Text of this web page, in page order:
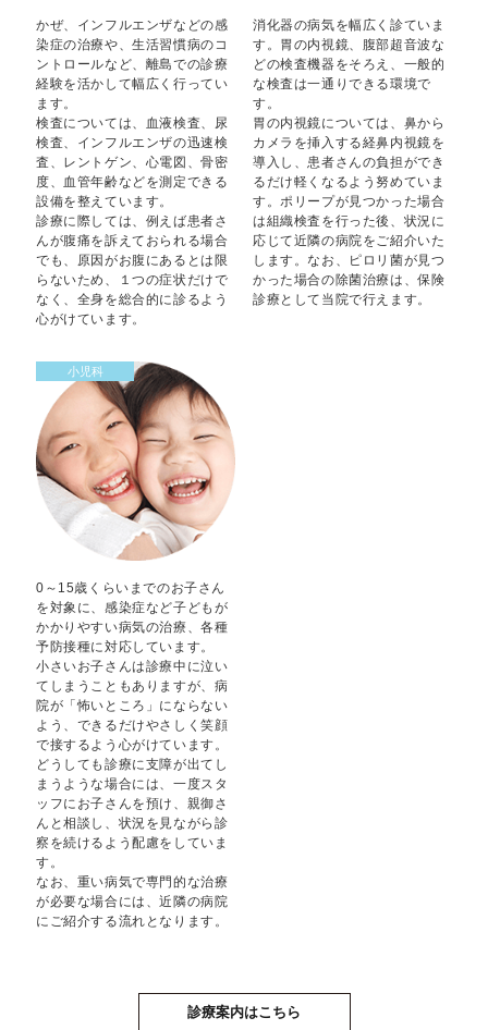
かぜ、インフルエンザなどの感
染症の治療や、生活習慣病のコ
ントロールなど、離島での診療
経験を活かして幅広く行ってい
ます。
検査については、血液検査、尿
検査、インフルエンザの迅速検
査、レントゲン、心電図、骨密
度、血管年齢などを測定できる
設備を整えています。
診療に際しては、例えば患者さ
んが腹痛を訴えておられる場合
でも、原因がお腹にあるとは限
らないため、１つの症状だけで
なく、全身を総合的に診るよう
心がけています。
小児科
0～15歳くらいまでのお子さん
を対象に、感染症など子どもが
かかりやすい病気の治療、各種
予防接種に対応しています。
小さいお子さんは診療中に泣い
てしまうこともありますが、病
院が「怖いところ」にならない
よう、できるだけやさしく笑顔
で接するよう心がけています。
どうしても診療に支障が出てし
まうような場合には、一度スタ
ッフにお子さんを預け、親御さ
んと相談し、状況を見ながら診
察を続けるよう配慮をしていま
す。
なお、重い病気で専門的な治療
が必要な場合には、近隣の病院
にご紹介する流れとなります。
消化器の病気を幅広く診ていま
す。胃の内視鏡、腹部超音波な
どの検査機器をそろえ、一般的
な検査は一通りできる環境で
す。
胃の内視鏡については、鼻から
カメラを挿入する経鼻内視鏡を
導入し、患者さんの負担ができ
るだけ軽くなるよう努めていま
す。ポリープが見つかった場合
は組織検査を行った後、状況に
応じて近隣の病院をご紹介いた
します。なお、ピロリ菌が見つ
かった場合の除菌治療は、保険
診療として当院で行えます。
診療案内はこちら